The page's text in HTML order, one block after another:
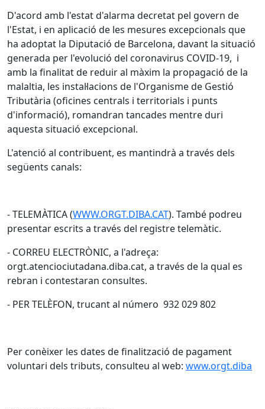
D'acord amb l'estat d'alarma decretat pel govern de
l'Estat, i en aplicació de les mesures excepcionals que
ha adoptat la Diputació de Barcelona, davant la situació
generada per l'evolució del coronavirus COVID-19, i
amb la finalitat de reduir al màxim la propagació de la
malaltia, les instal·lacions de l'Organisme de Gestió
Tributària (oficines centrals i territorials i punts
d'informació), romandran tancades mentre duri
aquesta situació excepcional.
L'atenció al contribuent, es mantindrà a través dels
següents canals:
- TELEMÀTICA (WWW.ORGT.DIBA.CAT). També podreu
presentar escrits a través del registre telemàtic.
- CORREU ELECTRÒNIC, a l'adreça:
orgt.atenciociutadana.diba.cat, a través de la qual es
rebran i contestaran consultes.
- PER TELÈFON, trucant al número 932 029 802
Per conèixer les dates de finalització de pagament
voluntari dels tributs, consulteu al web: www.orgt.diba